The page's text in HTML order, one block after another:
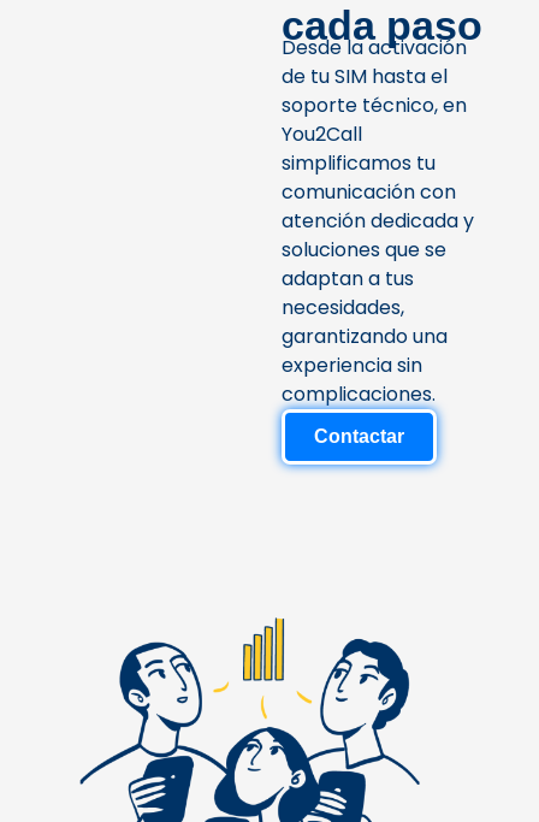
cada paso
Desde la activación
de tu SIM hasta el
soporte técnico, en
You2Call
simplificamos tu
comunicación con
atención dedicada y
soluciones que se
adaptan a tus
necesidades,
garantizando una
experiencia sin
complicaciones.
Contactar